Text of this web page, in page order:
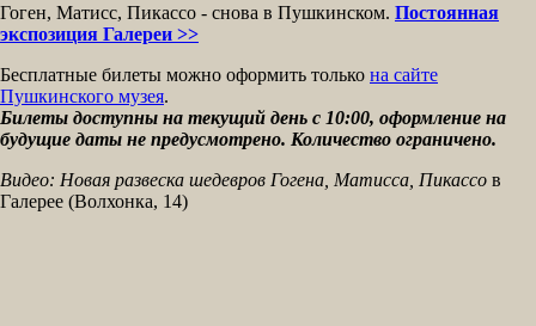
Гоген, Матисс, Пикассо - снова в Пушкинском. Постоянная
экспозиция Галереи >>
Бесплатные билеты можно оформить только на сайте
Пушкинского музея.
Билеты доступны на текущий день с 10:00, оформление на
будущие даты не предусмотрено. Количество ограничено.
Видео: Новая развеска шедевров Гогена, Матисса, Пикассо в
Галерее (Волхонка, 14)